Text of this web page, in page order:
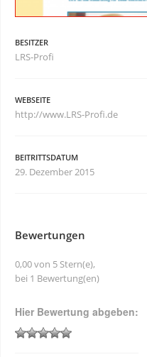
BESITZER
LRS-Profi
WEBSEITE
http://www.LRS-Profi.de
BEITRITTSDATUM
29. Dezember 2015
Bewertungen
0,00 von 5 Stern(e),
bei 1 Bewertung(en)
Hier Bewertung abgeben: